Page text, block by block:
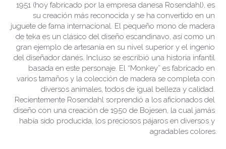
1951 (hoy fabricado por la empresa danesa Rosendahl), es
su creación más reconocida y se ha convertido en un
juguete de fama internacional. El pequeño mono de madera
de teka es un clásico del diseño escandinavo, así como un
gran ejemplo de artesanía en su nivel superior y el ingenio
del diseñador danés. Incluso se escribió una historia infantil
basada en este personaje. El “Monkey” es fabricado en
varios tamaños y la colección de madera se completa con
diversos animales, todos de igual belleza y calidad.
Recientemente Rosendahl sorprendió a los aficionados del
diseño con una creación de 1950 de Bojesen, la cual jamás
había sido producida, los preciosos pájaros en diversos y
agradables colores.